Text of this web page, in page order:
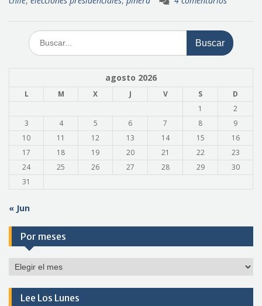
Buscar:
agosto 2026
L M X J V S
D
1
2
3
4 5 6 7 8
9
10
11 12 13 14 15
16
17
18 19 20 21 22
23
24
25 26 27 28 29
30
31
« Jun
Por meses
Por
Lee Los Lunes